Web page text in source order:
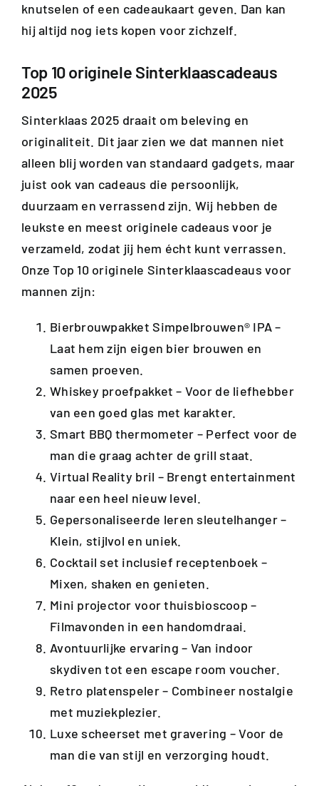
knutselen of een cadeaukaart geven. Dan kan
hij altijd nog iets kopen voor zichzelf.
Top 10 originele Sinterklaascadeaus
2025
Sinterklaas 2025 draait om beleving en
originaliteit. Dit jaar zien we dat mannen niet
alleen blij worden van standaard gadgets, maar
juist ook van cadeaus die persoonlijk,
duurzaam en verrassend zijn. Wij hebben de
leukste en meest originele cadeaus voor je
verzameld, zodat jij hem écht kunt verrassen.
Onze Top 10 originele Sinterklaascadeaus voor
mannen zijn:
Bierbrouwpakket Simpelbrouwen® IPA–
Laat hem zijn eigen bier brouwen en
samen proeven.
Whiskey proefpakket – Voor de liefhebber
van een goed glas met karakter.
Smart BBQ thermometer – Perfect voor de
man die graag achter de grill staat.
Virtual Reality bril – Brengt entertainment
naar een heel nieuw level.
Gepersonaliseerde leren sleutelhanger–
Klein, stijlvol en uniek.
Cocktail set inclusief receptenboek –
Mixen, shaken en genieten.
Mini projector voor thuisbioscoop –
Filmavonden in een handomdraai.
Avontuurlijke ervaring – Van indoor
skydiven tot een escape room voucher.
Retro platenspeler– Combineer nostalgie
met muziekplezier.
Luxe scheerset met gravering – Voor de
man die van stijl en verzorging houdt.